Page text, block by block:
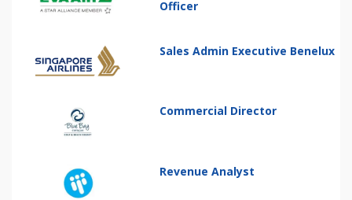
Officer
Sales Admin Executive Benelux
Commercial Director
Revenue Analyst